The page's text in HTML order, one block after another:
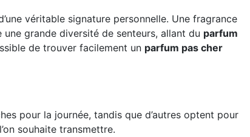
véritable signature personnelle. Une fragrance
grande diversité de senteurs, allant du parfum
de trouver facilement un parfum pas cher
pour la journée, tandis que d’autres optent pour
souhaite transmettre.